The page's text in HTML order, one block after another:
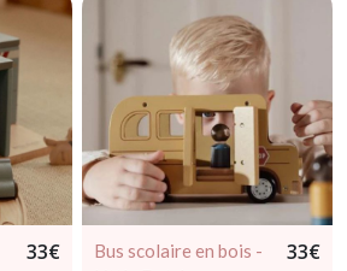
33€
Bus scolaire en bois -
33€